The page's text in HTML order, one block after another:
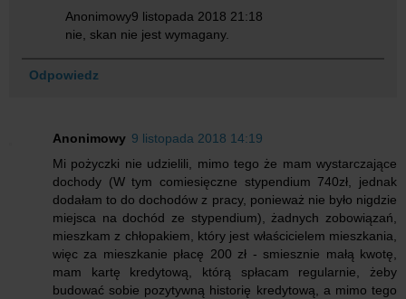
Anonimowy9 listopada 2018 21:18
nie, skan nie jest wymagany.
Odpowiedz
Anonimowy 9 listopada 2018 14:19
Mi pożyczki nie udzielili, mimo tego że mam wystarczające
dochody (W tym comiesięczne stypendium 740zł, jednak
dodałam to do dochodów z pracy, ponieważ nie było nigdzie
miejsca na dochód ze stypendium), żadnych zobowiązań,
mieszkam z chłopakiem, który jest właścicielem mieszkania,
więc za mieszkanie płacę 200 zł - smiesznie małą kwotę,
mam kartę kredytową, którą spłacam regularnie, żeby
budować sobie pozytywną historię kredytową, a mimo tego